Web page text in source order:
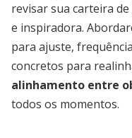
revisar sua carteira
e inspiradora.
para ajuste,
concretos para
alinhamento entre
todos os momentos.